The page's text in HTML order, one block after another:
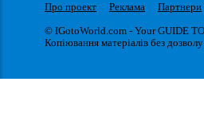
Про проект Реклама Партнери
© IGotoWorld.com - Your GUIDE
Копіювання матеріалів без